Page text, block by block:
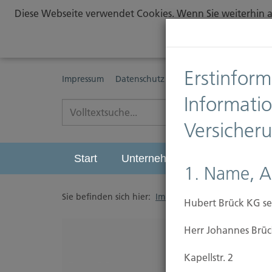
Diese Webseite verwendet Cookies. Wenn Sie
Impressum Datenschutz Erstinformationspflichten
Start Unternehmen
Sie befinden sich hier: Immobilien Versicherung
1. Name,
Hubert Brück KG
Herr Johannes
Kapellstr. 2